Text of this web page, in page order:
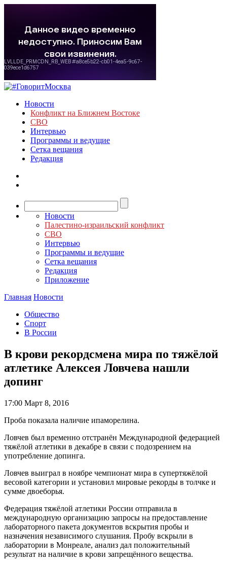
Новости
Конфликт на Ближнем Востоке
СВО
Интервью
Программы и ведущие
Сетка вещания
Редакция
Новости
Палестино-израильский конфликт
СВО
Интервью
Программы и ведущие
Сетка вещания
Редакция
Приложение
Главная Новости
Общество
Спорт
В России
В крови рекордсмена мира по тяжёлой
атлетике Алексея Ловчева нашли
допинг
17:00 Март 8, 2016
Проба показала наличие ипаморелина.
Ловчев был временно отстранён Международной федерацией
тяжёлой атлетики в декабре в связи с подозрением на
употребление допинга.
Ловчев выиграл в ноябре чемпионат мира в супертяжёлой
весовой категории и установил мировые рекорды в толчке и
сумме двоеборья.
Федерация тяжёлой атлетики России отправила в
международную организацию запросы на предоставление
лабораторного пакета документов вскрытия пробы и
назначения независимого слушания. Пробу вскрыли в
лаборатории в Монреале, анализ дал положительный
результат на наличие в крови запрещённого вещества.